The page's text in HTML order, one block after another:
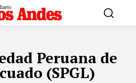
Peruana de
(SPGL)